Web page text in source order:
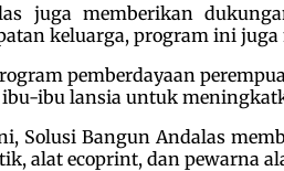
juga memberikan
keluarga, program ini
pemberdayaan
ibu lansia untuk
Solusi Bangun Andalas
alat ecoprint, dan pewarna